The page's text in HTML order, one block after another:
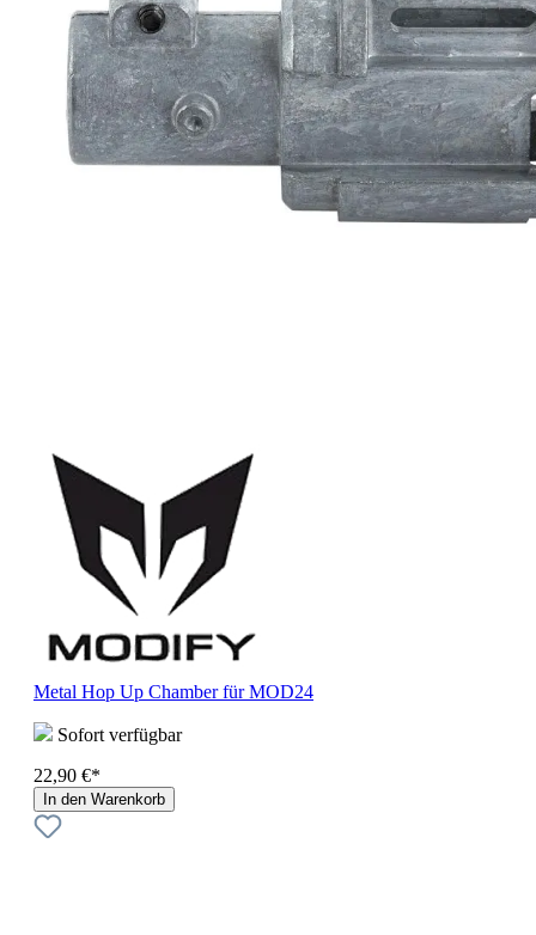
Metal Hop Up Chamber für MOD24
Sofort verfügbar
22,90 €*
In den Warenkorb